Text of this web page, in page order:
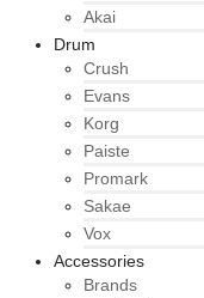
Akai
Drum
Crush
Evans
Korg
Paiste
Promark
Sakae
Vox
Accessories
Brands